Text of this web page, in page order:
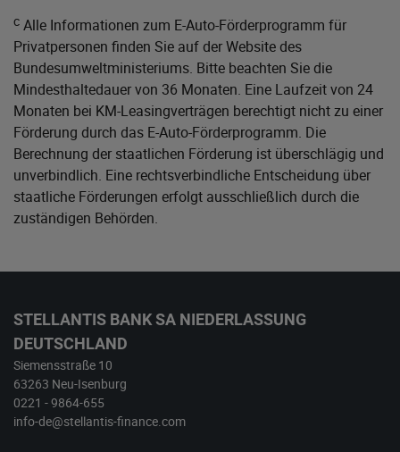
c Alle Informationen zum E-Auto-Förderprogramm für
Privatpersonen finden Sie auf der Website des
Bundesumweltministeriums. Bitte beachten Sie die
Mindesthaltedauer von 36 Monaten. Eine Laufzeit von 24
Monaten bei KM-Leasingverträgen berechtigt nicht zu einer
Förderung durch das E-Auto-Förderprogramm. Die
Berechnung der staatlichen Förderung ist überschlägig und
unverbindlich. Eine rechtsverbindliche Entscheidung über
staatliche Förderungen erfolgt ausschließlich durch die
zuständigen Behörden.
STELLANTIS BANK SA NIEDERLASSUNG
DEUTSCHLAND
Siemensstraße 10
63263 Neu-Isenburg
0221 - 9864-655
info-de@stellantis-finance.com